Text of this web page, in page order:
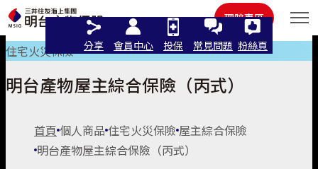
理賠專區
繁體中文
住宅火災保險
明台產物屋主綜合保險（丙式）
首頁 個人商品 住宅火災保險 屋主綜合保險
明台產物屋主綜合保險（丙式）
分享 會員中心 投保 常見問題 粉絲頁